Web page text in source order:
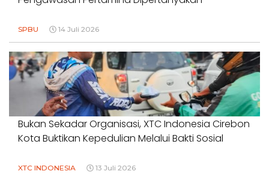
SPBU 14 Juli 2026
Bukan Sekadar Organisasi, XTC Indonesia Cirebon
Kota Buktikan Kepedulian Melalui Bakti Sosial
XTC INDONESIA 13 Juli 2026